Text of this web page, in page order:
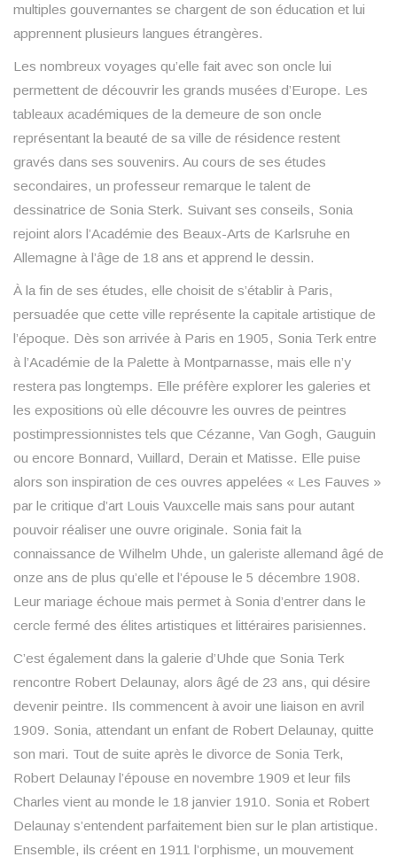
multiples gouvernantes se chargent de son éducation et lui
apprennent plusieurs langues étrangères.
Les nombreux voyages qu’elle fait avec son oncle lui
permettent de découvrir les grands musées d’Europe. Les
tableaux académiques de la demeure de son oncle
représentant la beauté de sa ville de résidence restent
gravés dans ses souvenirs. Au cours de ses études
secondaires, un professeur remarque le talent de
dessinatrice de Sonia Sterk. Suivant ses conseils, Sonia
rejoint alors l’Académie des Beaux-Arts de Karlsruhe en
Allemagne à l’âge de 18 ans et apprend le dessin.
À la fin de ses études, elle choisit de s’établir à Paris,
persuadée que cette ville représente la capitale artistique de
l’époque. Dès son arrivée à Paris en 1905, Sonia Terk entre
à l’Académie de la Palette à Montparnasse, mais elle n’y
restera pas longtemps. Elle préfère explorer les galeries et
les expositions où elle découvre les ouvres de peintres
postimpressionnistes tels que Cézanne, Van Gogh, Gauguin
ou encore Bonnard, Vuillard, Derain et Matisse. Elle puise
alors son inspiration de ces ouvres appelées « Les Fauves »
par le critique d’art Louis Vauxcelle mais sans pour autant
pouvoir réaliser une ouvre originale. Sonia fait la
connaissance de Wilhelm Uhde, un galeriste allemand âgé de
onze ans de plus qu’elle et l’épouse le 5 décembre 1908.
Leur mariage échoue mais permet à Sonia d’entrer dans le
cercle fermé des élites artistiques et littéraires parisiennes.
C’est également dans la galerie d’Uhde que Sonia Terk
rencontre Robert Delaunay, alors âgé de 23 ans, qui désire
devenir peintre. Ils commencent à avoir une liaison en avril
1909. Sonia, attendant un enfant de Robert Delaunay, quitte
son mari. Tout de suite après le divorce de Sonia Terk,
Robert Delaunay l’épouse en novembre 1909 et leur fils
Charles vient au monde le 18 janvier 1910. Sonia et Robert
Delaunay s’entendent parfaitement bien sur le plan artistique.
Ensemble, ils créent en 1911 l’orphisme, un mouvement